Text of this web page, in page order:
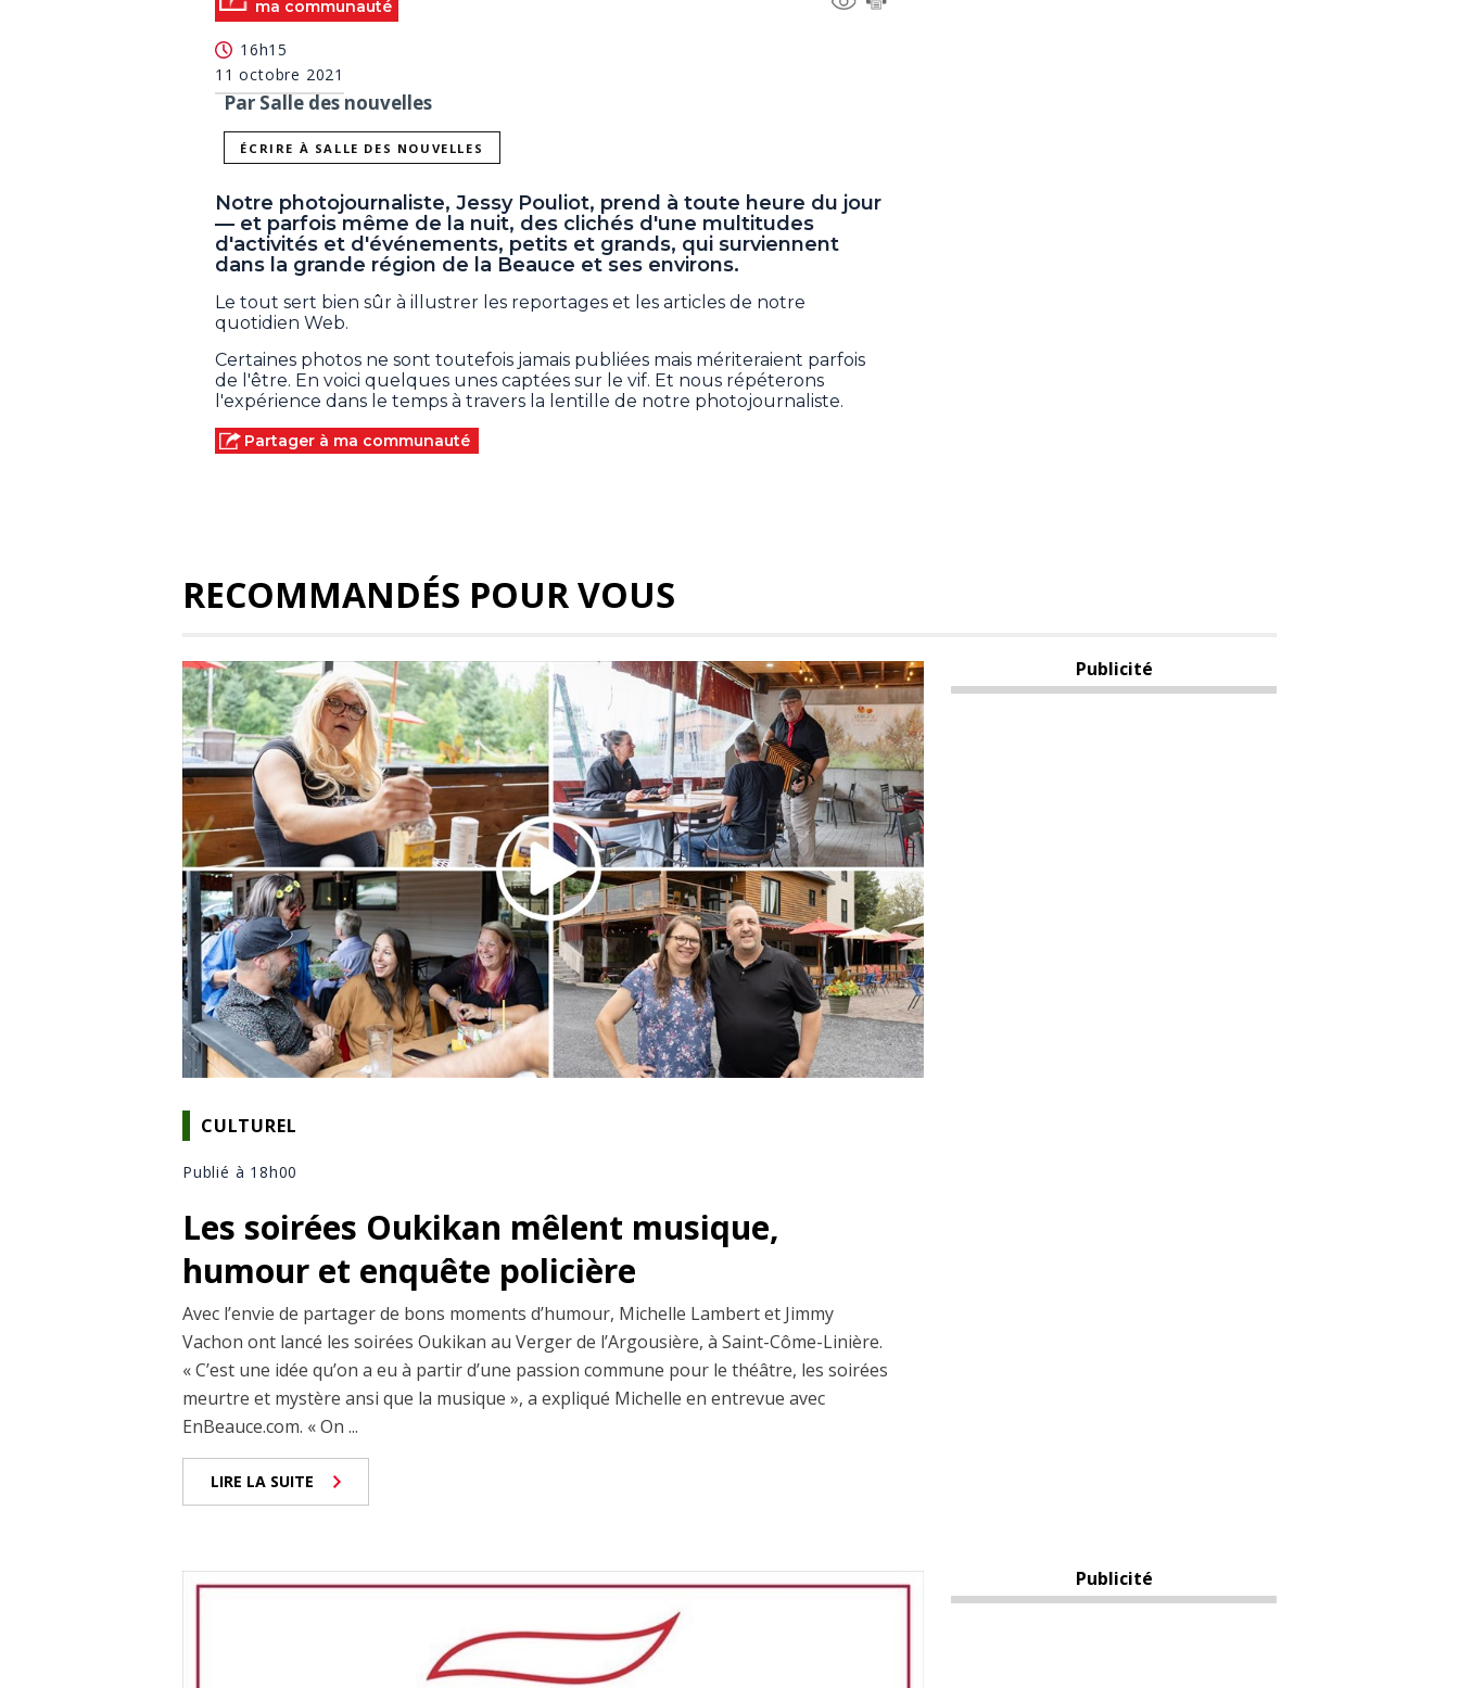
ma communauté
16h15
11 octobre 2021
Par Salle des nouvelles
ÉCRIRE À SALLE DES NOUVELLES
Notre photojournaliste, Jessy Pouliot, prend à toute heure du jour
— et parfois même de la nuit, des clichés d'une multitudes
d'activités et d'événements, petits et grands, qui surviennent
dans la grande région de la Beauce et ses environs.
Le tout sert bien sûr à illustrer les reportages et les articles de notre
quotidien Web.
Certaines photos ne sont toutefois jamais publiées mais mériteraient parfois
de l'être. En voici quelques unes captées sur le vif. Et nous répéterons
l'expérience dans le temps à travers la lentille de notre photojournaliste.
Partager à ma communauté
RECOMMANDÉS POUR VOUS
CULTUREL
Publié à 18h00
Les soirées Oukikan mêlent musique,
humour et enquête policière
Avec l’envie de partager de bons moments d’humour, Michelle Lambert et Jimmy
Vachon ont lancé les soirées Oukikan au Verger de l’Argousière, à Saint-Côme-Linière.
« C’est une idée qu’on a eu à partir d’une passion commune pour le théâtre, les soirées
meurtre et mystère ansi que la musique », a expliqué Michelle en entrevue avec
EnBeauce.com. « On ...
LIRE LA SUITE
Publicité
Publicité